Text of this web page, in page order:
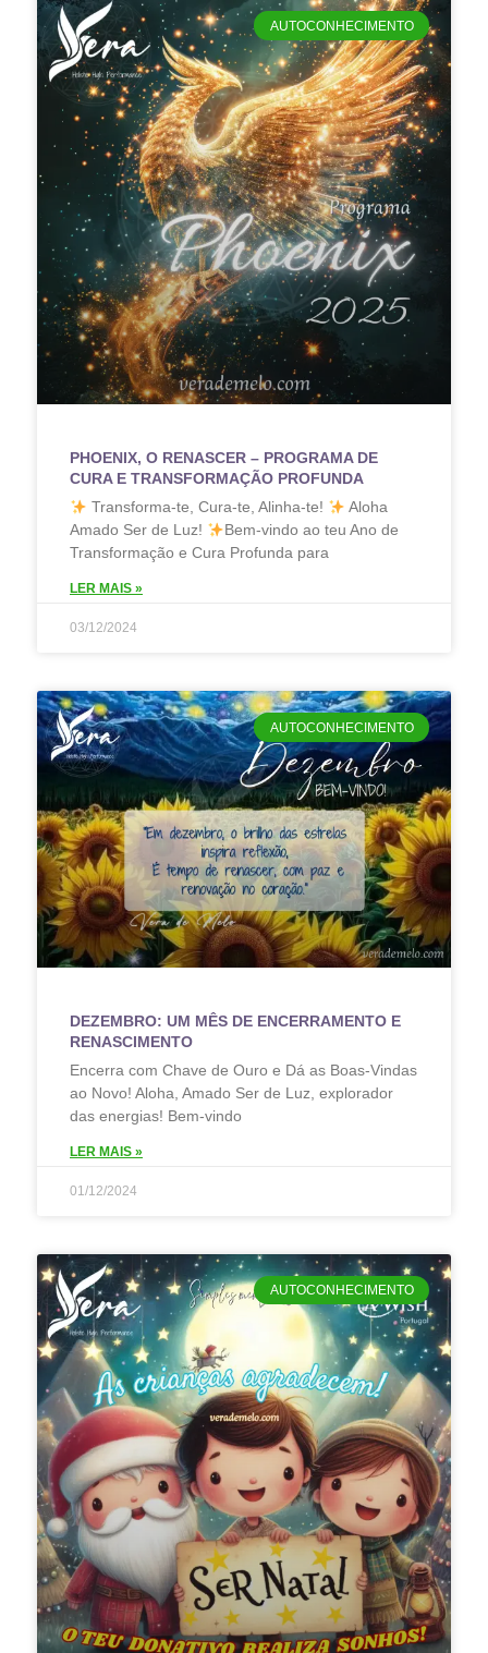
AUTOCONHECIMENTO
PHOENIX, O RENASCER – PROGRAMA DE
CURA E TRANSFORMAÇÃO PROFUNDA
Transforma-te, Cura-te, Alinha-te!
Aloha
Amado Ser de Luz!
Bem-vindo ao teu Ano de
Transformação e Cura Profunda para
LER MAIS »
03/12/2024
AUTOCONHECIMENTO
DEZEMBRO: UM MÊS DE ENCERRAMENTO E
RENASCIMENTO
Encerra com Chave de Ouro e Dá as Boas-Vindas
ao Novo! Aloha, Amado Ser de Luz, explorador
das energias! Bem-vindo
LER MAIS »
01/12/2024
AUTOCONHECIMENTO